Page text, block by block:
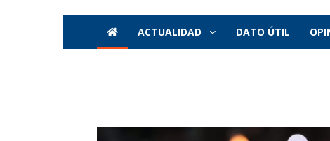
ACTUALIDAD DATO ÚTIL